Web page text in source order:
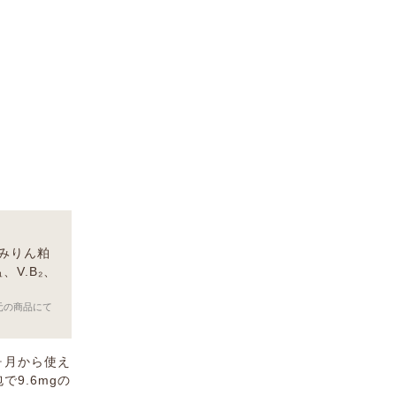
りん粕
V.B₂、
商品にて
から使え
で9.6mgの